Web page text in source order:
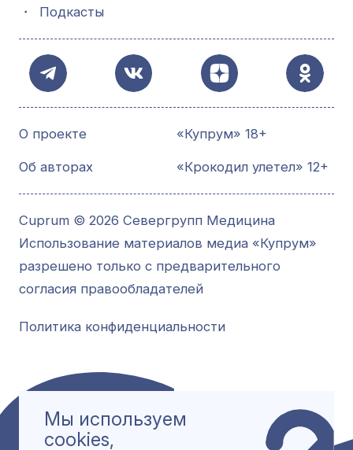
Мы используем
cookies,
・ Подкасты
О проекте
Об авторах
«Купрум» 18+
«Крокодил улетел» 12+
Cuprum © 2026 Севергрупп Медицина
Использование материалов медиа «Купрум»
разрешено только с предварительного
согласия правообладателей
Политика конфиденциальности